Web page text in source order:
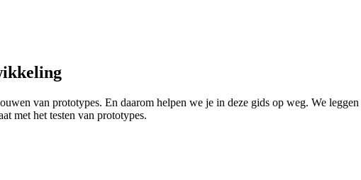
van prototypes. En daarom helpen we je in deze gids op weg. We
met het testen van prototypes.